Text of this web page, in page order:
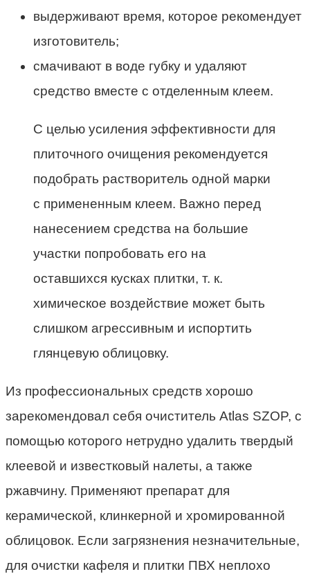
выдерживают время, которое рекомендует
изготовитель;
смачивают в воде губку и удаляют
средство вместе с отделенным клеем.
С целью усиления эффективности для
плиточного очищения рекомендуется
подобрать растворитель одной марки
с примененным клеем. Важно перед
нанесением средства на большие
участки попробовать его на
оставшихся кусках плитки, т. к.
химическое воздействие может быть
слишком агрессивным и испортить
глянцевую облицовку.
Из профессиональных средств хорошо
зарекомендовал себя очиститель Atlas SZOP, с
помощью которого нетрудно удалить твердый
клеевой и известковый налеты, а также
ржавчину. Применяют препарат для
керамической, клинкерной и хромированной
облицовок. Если загрязнения незначительные,
для очистки кафеля и плитки ПВХ неплохо